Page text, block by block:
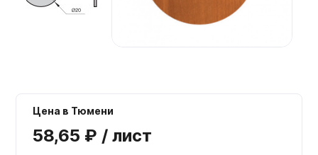
Цена в Тюмени
58,65 ₽ / лист